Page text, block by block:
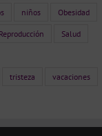
niños Obesidad
Reproducción Salud
tristeza vacaciones